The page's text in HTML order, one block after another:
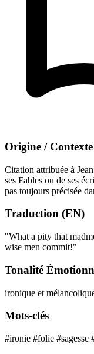
Origine / Contexte
Citation attribuée à
ses Fables ou de ses
pas toujours précisée
Traduction (EN)
"What a pity that
wise men commit!"
Tonalité
ironique et
Mots-clés
#ironie #folie #sagesse